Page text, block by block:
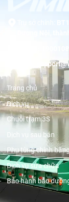
Dương Nội,
Trang chủ
Dịch vụ
Chuỗi trạm 3S
Dịch vụ sau bán
Phụ tùng chính
Dịch vụ sửa chữa
Bảo hành bảo